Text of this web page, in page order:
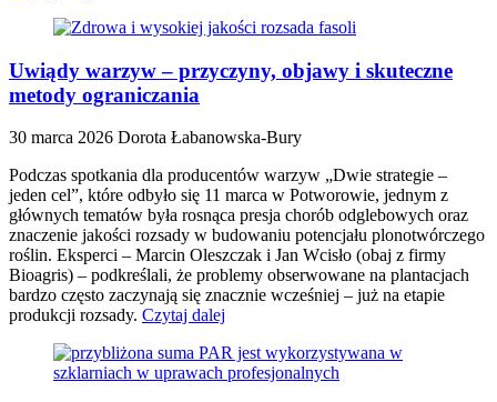
Uwiądy warzyw – przyczyny, objawy i skuteczne
metody ograniczania
30 marca 2026 Dorota Łabanowska-Bury
Podczas spotkania dla producentów warzyw „Dwie strategie –
jeden cel”, które odbyło się 11 marca w Potworowie, jednym z
głównych tematów była rosnąca presja chorób odglebowych oraz
znaczenie jakości rozsady w budowaniu potencjału plonotwórczego
roślin. Eksperci – Marcin Oleszczak i Jan Wcisło (obaj z firmy
Bioagris) – podkreślali, że problemy obserwowane na plantacjach
bardzo często zaczynają się znacznie wcześniej – już na etapie
produkcji rozsady. Czytaj dalej